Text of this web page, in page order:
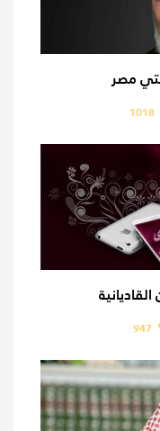
مصر
1018
947